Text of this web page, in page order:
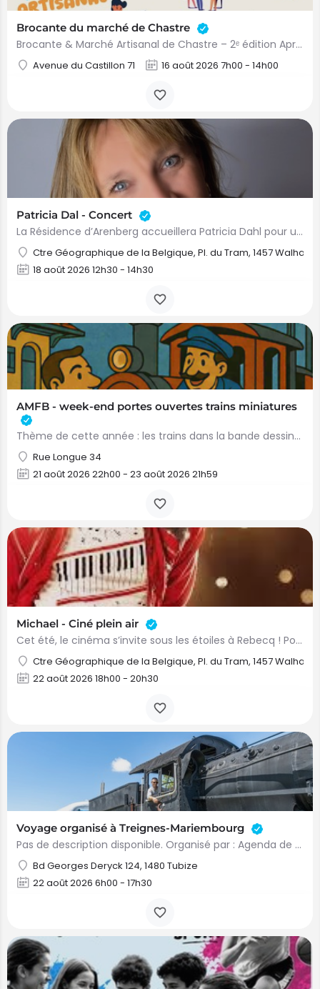
Brocante du marché de Chastre
Brocante & Marché Artisanal de Chastre – 2ᵉ édition Après le succès de la première édition, la Brocante…
Avenue du Castillon 71 16 août 2026 7h00 - 14h00
Patricia Dal - Concert
La Résidence d’Arenberg accueillera Patricia Dahl pour un après-midi musical placé sous le signe de l’émotion…
Ctre Géographique de la Belgique, Pl. du Tram, 1457 Walhain
18 août 2026 12h30 - 14h30
AMFB - week-end portes ouvertes trains miniatures
Thème de cette année : les trains dans la bande dessinée.Plusieurs réseaux en activité, jeux, concours pour…
Rue Longue 34
21 août 2026 22h00 - 23 août 2026 21h59
Michael - Ciné plein air
Cet été, le cinéma s’invite sous les étoiles à Rebecq ! Pour sa 6ᵉ édition, le cinéma en plein air revient…
Ctre Géographique de la Belgique, Pl. du Tram, 1457 Walhain
22 août 2026 18h00 - 20h30
Voyage organisé à Treignes-Mariembourg
Pas de description disponible. Organisé par : Agenda de Tubize
Bd Georges Deryck 124, 1480 Tubize
22 août 2026 6h00 - 17h30